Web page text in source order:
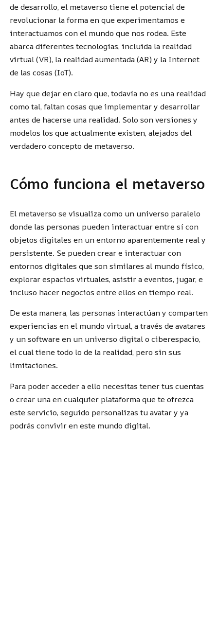
de desarrollo, el metaverso tiene el potencial de
revolucionar la forma en que experimentamos e
interactuamos con el mundo que nos rodea. Este
abarca diferentes tecnologías, incluida la realidad
virtual (VR), la realidad aumentada (AR) y la Internet
de las cosas (IoT).
Hay que dejar en claro que, todavía no es una realidad
como tal, faltan cosas que implementar y desarrollar
antes de hacerse una realidad. Solo son versiones y
modelos los que actualmente existen, alejados del
verdadero concepto de metaverso.
Cómo funciona el metaverso
El metaverso se visualiza como un universo paralelo
donde las personas pueden interactuar entre sí con
objetos digitales en un entorno aparentemente real y
persistente. Se pueden crear e interactuar con
entornos digitales que son similares al mundo físico,
explorar espacios virtuales, asistir a eventos, jugar, e
incluso hacer negocios entre ellos en tiempo real.
De esta manera, las personas interactúan y comparten
experiencias en el mundo virtual, a través de avatares
y un software en un universo digital o ciberespacio,
el cual tiene todo lo de la realidad, pero sin sus
limitaciones.
Para poder acceder a ello necesitas tener tus cuentas
o crear una en cualquier plataforma que te ofrezca
este servicio, seguido personalizas tu avatar y ya
podrás convivir en este mundo digital.